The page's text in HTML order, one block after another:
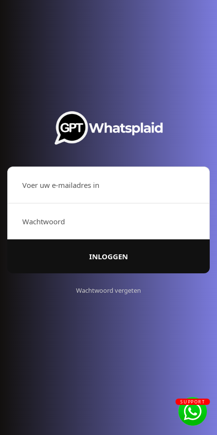
Voer uw e-mailadres in
Wachtwoord
INLOGGEN
Wachtwoord vergeten
SUPPORT